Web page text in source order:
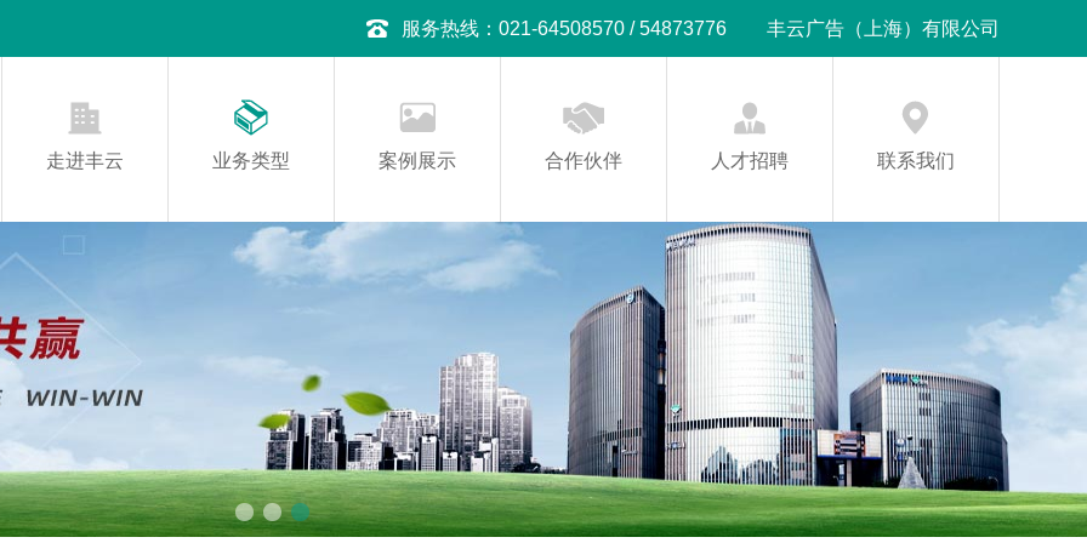
服务热线：021-64508570 / 54873776 丰云广告（上海）有限公司
走进丰云 业务类型 案例展示 合作伙伴 人才招聘 联系我们